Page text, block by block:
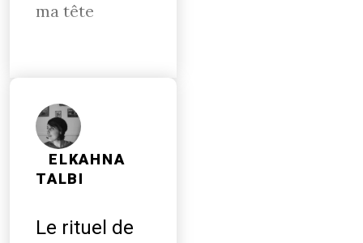
ma tête
ELKAHNA
TALBI
Le rituel de